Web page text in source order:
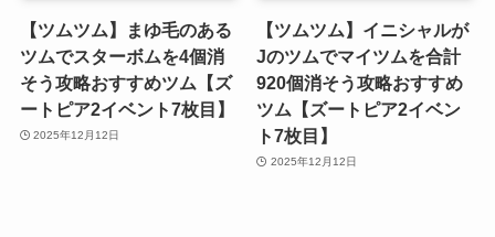
【ツムツム】まゆ毛のある
ツムでスターボムを4個消
そう攻略おすすめツム【ズ
ートピア2イベント7枚目】
2025年12月12日
【ツムツム】イニシャルが
Jのツムでマイツムを合計
920個消そう攻略おすすめ
ツム【ズートピア2イベン
ト7枚目】
2025年12月12日